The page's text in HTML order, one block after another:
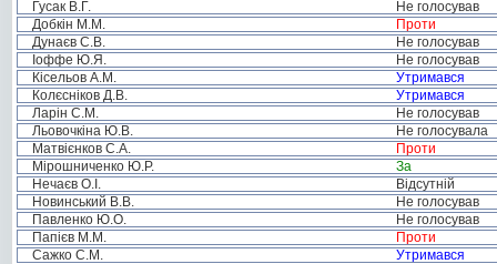
Гусак В.Г.
Не голосував
Добкін М.М.
Проти
Дунаєв С.В.
Не голосував
Іоффе Ю.Я.
Не голосував
Кісельов А.М.
Утримався
Колєсніков Д.В.
Утримався
Ларін С.М.
Не голосував
Льовочкіна Ю.В.
Не голосувала
Матвієнков С.А.
Проти
Мірошниченко Ю.Р.
За
Нечаєв О.І.
Відсутній
Новинський В.В.
Не голосував
Павленко Ю.О.
Не голосував
Папієв М.М.
Проти
Сажко С.М.
Утримався